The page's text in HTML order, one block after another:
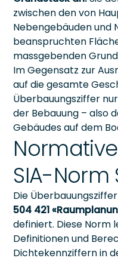
zwischen den von
Nebengebäuden und
beanspruchten
massgebenden
Im Gegensatz zur
auf die gesamte
Überbauungsziffer
der Bebauung – also
Gebäudes auf dem
SIA-Norm
Die
504 421
definiert. Diese Norm
Definitionen und
Dichtekennziffern in